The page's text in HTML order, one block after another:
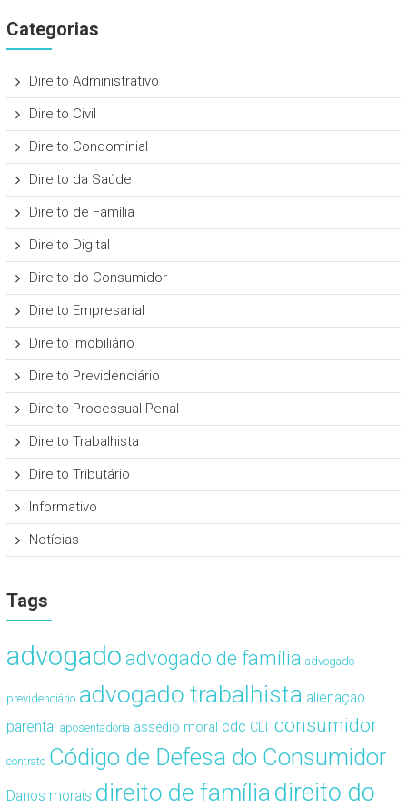
Categorias
Direito Administrativo
Direito Civil
Direito Condominial
Direito da Saúde
Direito de Família
Direito Digital
Direito do Consumidor
Direito Empresarial
Direito Imobiliário
Direito Previdenciário
Direito Processual Penal
Direito Trabalhista
Direito Tributário
Informativo
Notícias
Tags
advogado advogado de família advogado
previdenciário advogado trabalhista alienação
parental aposentadoria assédio moral cdc CLT consumidor
contrato Código de Defesa do Consumidor
Danos morais direito de famíliadireito do